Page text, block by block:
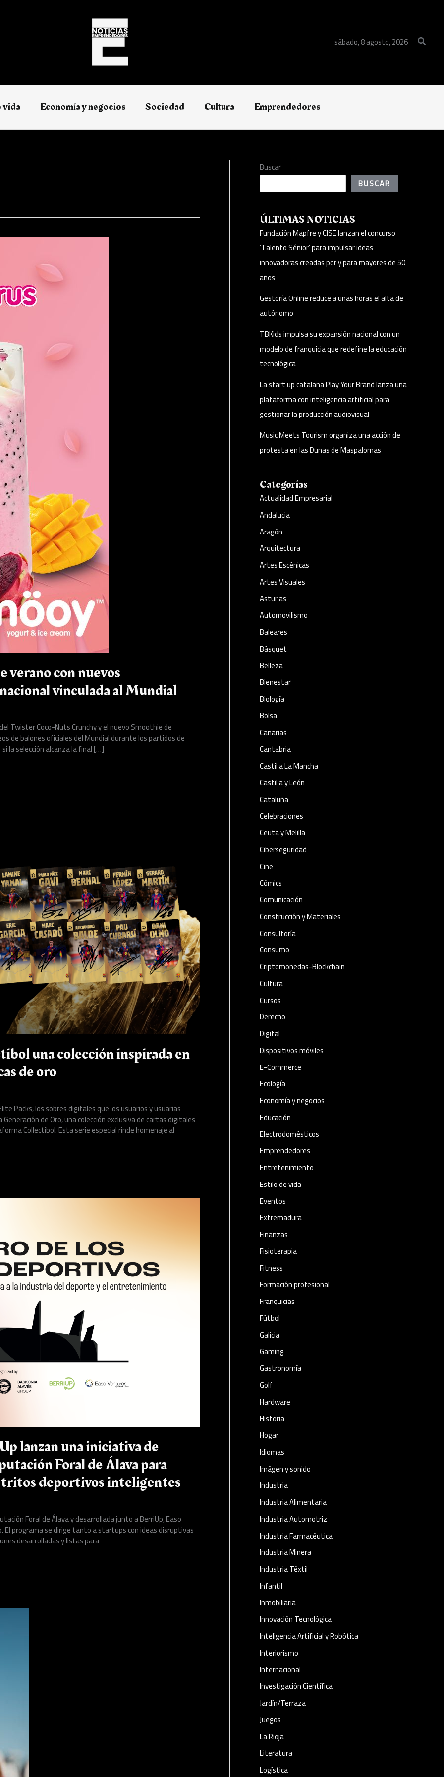
sábado, 8 agosto, 2026
Buscar
vida Economía y negocios​ Sociedad Cultura Emprendedores
verano con nuevos
vinculada al Mundial
Twister Coco-Nuts Crunchy y el nuevo Smoothie de
de balones oficiales del Mundial durante los partidos de
la selección alcanza la final […]
una colección inspirada en
de oro
Packs, los sobres digitales que los usuarios y usuarias
de Oro, una colección exclusiva de cartas digitales
Collectibol. Esta serie especial rinde homenaje al
lanzan una iniciativa de
Foral de Álava para
deportivos inteligentes
Foral de Álava y desarrollada junto a BerriUp, Easo
El programa se dirige tanto a startups con ideas disruptivas
desarrolladas y listas para
Buscar
BUSCAR
ÚLTIMAS NOTICIAS
Fundación Mapfre y CISE lanzan el concurso
‘Talento Sénior’ para impulsar ideas
innovadoras creadas por y para mayores de 50
años
Gestoría Online reduce a unas horas el alta de
autónomo
TBKids impulsa su expansión nacional con un
modelo de franquicia que redefine la educación
tecnológica
La start up catalana Play Your Brand lanza una
plataforma con inteligencia artificial para
gestionar la producción audiovisual
Music Meets Tourism organiza una acción de
protesta en las Dunas de Maspalomas
Categorías
Actualidad Empresarial
Andalucia
Aragón
Arquitectura
Artes Escénicas
Artes Visuales
Asturias
Automovilismo
Baleares
Básquet
Belleza
Bienestar
Biología
Bolsa
Canarias
Cantabria
Castilla La Mancha
Castilla y León
Cataluña
Celebraciones
Ceuta y Melilla
Ciberseguridad
Cine
Cómics
Comunicación
Construcción y Materiales
Consultoría
Consumo
Criptomonedas-Blockchain
Cultura
Cursos
Derecho
Digital
Dispositivos móviles
E-Commerce
Ecología
Economía y negocios​
Educación
Electrodomésticos
Emprendedores
Entretenimiento
Estilo de vida
Eventos
Extremadura
Finanzas
Fisioterapia
Fitness
Formación profesional
Franquicias
Fútbol
Galicia
Gaming
Gastronomía
Golf
Hardware
Historia
Hogar
Idiomas
Imágen y sonido
Industria
Industria Alimentaria
Industria Automotriz
Industria Farmacéutica
Industria Minera
Industria Téxtil
Infantil
Inmobiliaria
Innovación Tecnológica
Inteligencia Artificial y Robótica
Interiorismo
Internacional
Investigación Científica
Jardín/Terraza
Juegos
La Rioja
Literatura
Logística